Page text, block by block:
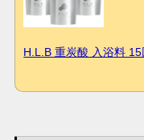
H.L.B 重炭酸 入浴料 15